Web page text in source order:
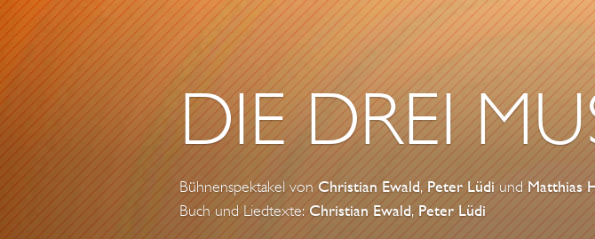
DIE DREI
Bühnenspektakel von Christian Ewald, Peter Lüdiund Matthias
Buch und Liedtexte: Christian Ewald, Peter Lüdi